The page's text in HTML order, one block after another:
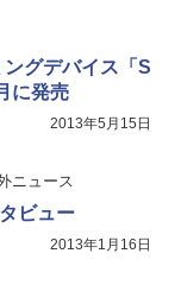
グデバイス「S
に発売
2013年5月15日
ニュース
ビュー
2013年1月16日